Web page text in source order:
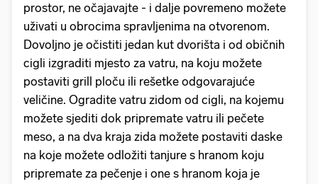
prostor, ne očajavajte - i dalje povremeno možete
uživati u obrocima spravljenima na otvorenom.
Dovoljno je očistiti jedan kut dvorišta i od običnih
cigli izgraditi mjesto za vatru, na koju možete
postaviti grill ploču ili rešetke odgovarajuće
veličine. Ogradite vatru zidom od cigli, na kojemu
možete sjediti dok pripremate vatru ili pečete
meso, a na dva kraja zida možete postaviti daske
na koje možete odložiti tanjure s hranom koju
pripremate za pečenje i one s hranom koja je